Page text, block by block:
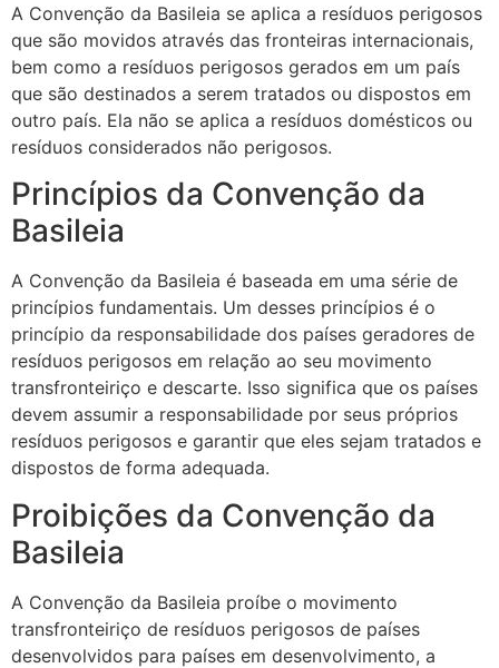
A Convenção da Basileia se aplica a resíduos perigosos
que são movidos através das fronteiras internacionais,
bem como a resíduos perigosos gerados em um país
que são destinados a serem tratados ou dispostos em
outro país. Ela não se aplica a resíduos domésticos ou
resíduos considerados não perigosos.
Princípios da Convenção da
Basileia
A Convenção da Basileia é baseada em uma série de
princípios fundamentais. Um desses princípios é o
princípio da responsabilidade dos países geradores de
resíduos perigosos em relação ao seu movimento
transfronteiriço e descarte. Isso significa que os países
devem assumir a responsabilidade por seus próprios
resíduos perigosos e garantir que eles sejam tratados e
dispostos de forma adequada.
Proibições da Convenção da
Basileia
A Convenção da Basileia proíbe o movimento
transfronteiriço de resíduos perigosos de países
desenvolvidos para países em desenvolvimento, a